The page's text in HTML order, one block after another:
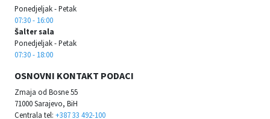
Ponedjeljak - Petak
07:30 - 16:00
Šalter sala
Ponedjeljak - Petak
07:30 - 18:00
OSNOVNI KONTAKT PODACI
Zmaja od Bosne 55
71000 Sarajevo, BiH
Centrala tel: +387 33 492-100